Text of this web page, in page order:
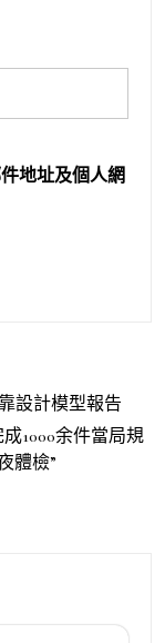
地址及個人網
設計模型報告
1000余件當局規
體檢”